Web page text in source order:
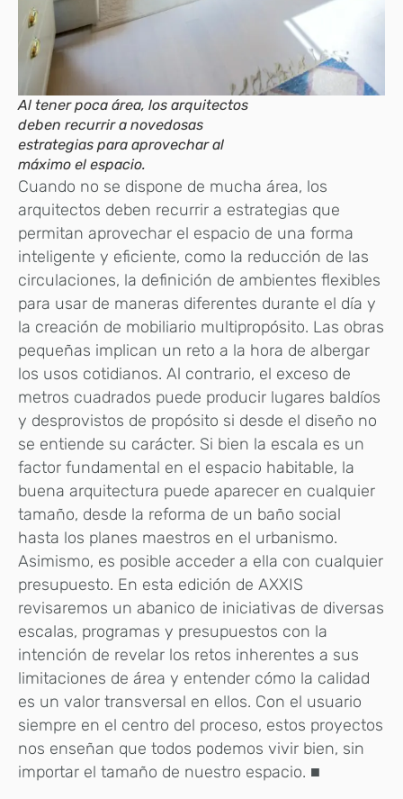
Al tener poca área, los arquitectos
deben recurrir a novedosas
estrategias para aprovechar al
máximo el espacio.
Cuando no se dispone de mucha área, los
arquitectos deben recurrir a estrategias que
permitan aprovechar el espacio de una forma
inteligente y eficiente, como la reducción de las
circulaciones, la definición de ambientes flexibles
para usar de maneras diferentes durante el día y
la creación de mobiliario multipropósito. Las obras
pequeñas implican un reto a la hora de albergar
los usos cotidianos. Al contrario, el exceso de
metros cuadrados puede producir lugares baldíos
y desprovistos de propósito si desde el diseño no
se entiende su carácter. Si bien la escala es un
factor fundamental en el espacio habitable, la
buena arquitectura puede aparecer en cualquier
tamaño, desde la reforma de un baño social
hasta los planes maestros en el urbanismo.
Asimismo, es posible acceder a ella con cualquier
presupuesto. En esta edición de AXXIS
revisaremos un abanico de iniciativas de diversas
escalas, programas y presupuestos con la
intención de revelar los retos inherentes a sus
limitaciones de área y entender cómo la calidad
es un valor transversal en ellos. Con el usuario
siempre en el centro del proceso, estos proyectos
nos enseñan que todos podemos vivir bien, sin
importar el tamaño de nuestro espacio. ■